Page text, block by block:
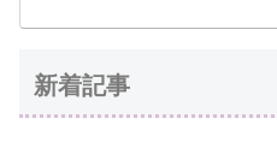
新着記事